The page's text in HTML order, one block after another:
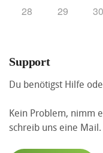
28 29 30
Support
Du benötigst Hilfe
Kein Problem, nimm
schreib uns eine Mail.